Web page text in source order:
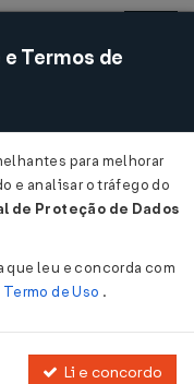
Acessar
Nº 99 DE
Termos de
para melhorar
e analisar o tráfego do
de Proteção de Dados
leu e concorda com
Termo de Uso .
Li e concordo